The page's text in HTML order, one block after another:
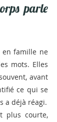
parle
en famille ne
mots. Elles
avant
ce qui se
a déjà réagi.
plus courte,